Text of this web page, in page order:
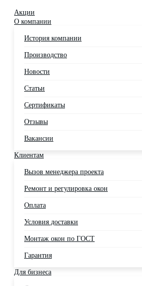
Акции
О компании
История компании
Производство
Новости
Статьи
Сертификаты
Отзывы
Вакансии
Клиентам
Вызов менеджера проекта
Ремонт и регулировка окон
Оплата
Условия доставки
Монтаж окон по ГОСТ
Гарантия
Для бизнеса